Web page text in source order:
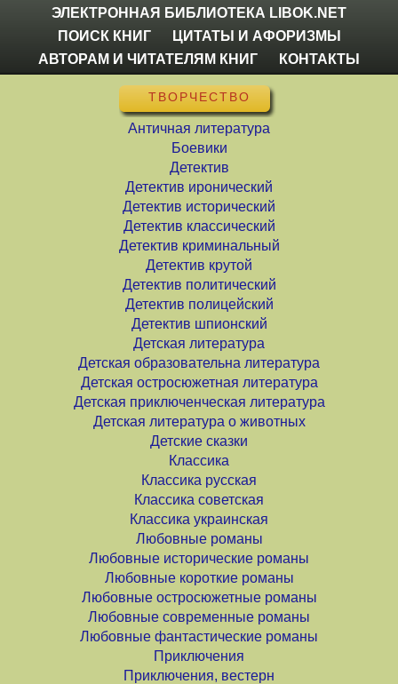
ЭЛЕКТРОННАЯ БИБЛИОТЕКА LIBOK.NET
ПОИСК КНИГ
ЦИТАТЫ И АФОРИЗМЫ
АВТОРАМ И ЧИТАТЕЛЯМ КНИГ
КОНТАКТЫ
ТВОРЧЕСТВО
Античная литература
Боевики
Детектив
Детектив иронический
Детектив исторический
Детектив классический
Детектив криминальный
Детектив крутой
Детектив политический
Детектив полицейский
Детектив шпионский
Детская литература
Детская образовательна литература
Детская остросюжетная литература
Детская приключенческая литература
Детская литература о животных
Детские сказки
Классика
Классика русская
Классика советская
Классика украинская
Любовные романы
Любовные исторические романы
Любовные короткие романы
Любовные остросюжетные романы
Любовные современные романы
Любовные фантастические романы
Приключения
Приключения, вестерн